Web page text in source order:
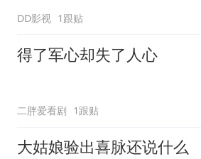
DD影视 1跟贴
得了军心却失了人心
二胖爱看剧 1跟贴
大姑娘验出喜脉还说什么